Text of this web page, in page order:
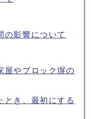
の影響について
屋やブロック塀の
とき、最初にする